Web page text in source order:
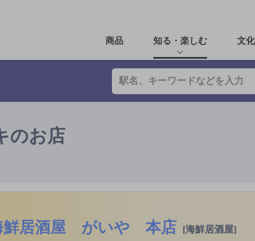
商品 知る・楽しむ 文
のお店
鮮居酒屋 がいや 本店 [海鮮居酒屋]